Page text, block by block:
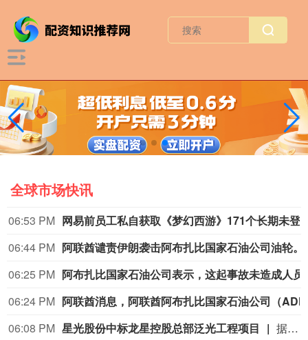
全球市场快讯
06:53 PM
06:44 PM
06:25 PM
06:24 PM
06:08 PM 星光股份中标龙星控股总部泛光工程项目 据“星光股份”公众号消息，近日，星光股份成功中标龙星控股总部泛光工程项目。